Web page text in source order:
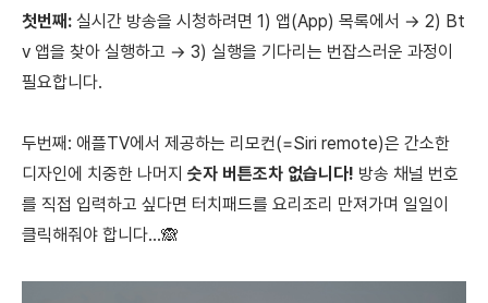
첫번째: 실시간 방송을 시청하려면 1) 앱(App) 목록에서 → 2) Bt
v 앱을 찾아 실행하고 → 3) 실행을 기다리는 번잡스러운 과정이
필요합니다.
두번째: 애플TV에서 제공하는 리모컨(=Siri remote)은 간소한
디자인에 치중한 나머지 숫자 버튼조차 없습니다! 방송 채널 번호
를 직접 입력하고 싶다면 터치패드를 요리조리 만져가며 일일이
클릭해줘야 합니다...🙈